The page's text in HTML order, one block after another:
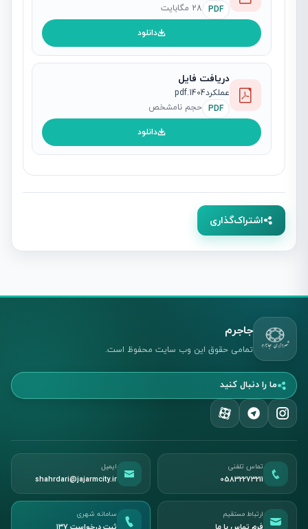
PDF
28 مگابایت
دانلود
دریافت فایل
عملکرد1404.pdf
PDF حجم نامشخص
دانلود
اشتراک‌گذاری
جاجرم
تمامی حقوق این وب سایت محفوظ است.
ما را دنبال کنید
تماس تلفنی
05832273211
ایمیل
shahrdari@jajarmcity.ir
ارتباط مستقیم سامانه شهری